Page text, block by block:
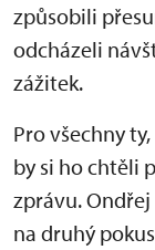
způsobili
odcházeli
zážitek.
Pro všechny
by si ho chtěli
zprávu.
na druhý